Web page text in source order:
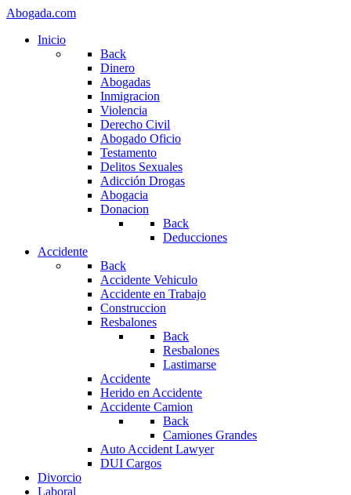
Abogada.com
Inicio
Back
Dinero
Abogadas
Inmigracion
Violencia
Derecho Civil
Abogado Oficio
Testamento
Delitos Sexuales
Adicción Drogas
Abogacia
Donacion
Back
Deducciones
Accidente
Back
Accidente Vehiculo
Accidente en Trabajo
Construccion
Resbalones
Back
Resbalones
Lastimarse
Accidente
Herido en Accidente
Accidente Camion
Back
Camiones Grandes
Auto Accident Lawyer
DUI Cargos
Divorcio
Laboral